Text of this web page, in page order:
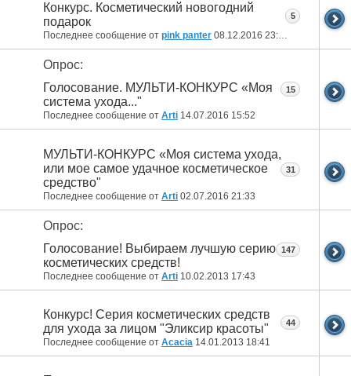
Конкурс. Косметический новогодний
подарок
Последнее сообщение от pink panter 08.12.2016 23:33
5
Опрос:
Голосование. МУЛЬТИ-КОНКУРС «Моя
система ухода..."
Последнее сообщение от Arti 14.07.2016 15:52
15
МУЛЬТИ-КОНКУРС «Моя система ухода,
или мое самое удачное косметическое
средство"
Последнее сообщение от Arti 02.07.2016 21:33
31
Опрос:
Голосование! Выбираем лучшую серию
косметических средств!
Последнее сообщение от Arti 10.02.2013 17:43
147
Конкурс! Серия косметических средств
для ухода за лицом "Эликсир красоты"
Последнее сообщение от Acacia 14.01.2013 18:41
44